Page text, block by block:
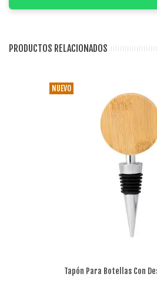
PRODUCTOS RELACIONADOS
NUEVO
Tapón Para Botellas Con